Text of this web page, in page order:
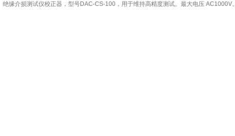
绝缘介损测试仪校正器，型号DAC-CS-100，用于维持高精度测试。最大电压 AC1000V